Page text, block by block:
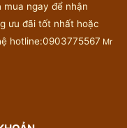
mua ngay để nhận
ưu đãi tốt nhất hoặc
hotline:0903775567 Mr